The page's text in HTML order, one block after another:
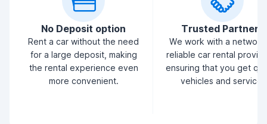
No Deposit option
Rent a car without the need
for a large deposit, making
the rental experience even
more convenient.
Trusted Partners
We work with a
reliable car rental
ensuring that you get
vehicles and service.